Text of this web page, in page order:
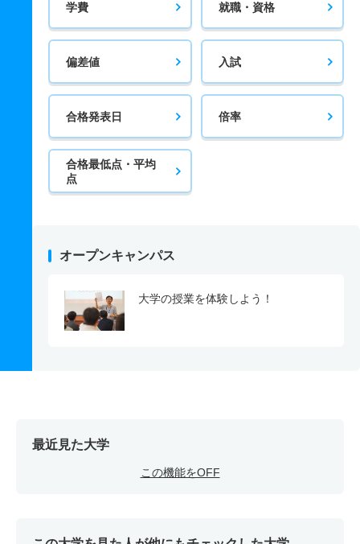
学費 就職・資格
偏差値 入試
合格発表日 倍率
合格最低点・平均
点
オープンキャンパス
大学の授業を体験しよう！
最近見た大学
この機能をOFF